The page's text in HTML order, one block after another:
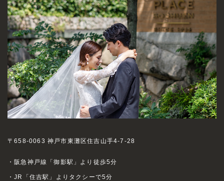
〒658-0063 神戸市東灘区住吉山手4-7-28
・阪急神戸線「御影駅」より徒歩5分
・JR「住吉駅」よりタクシーで5分